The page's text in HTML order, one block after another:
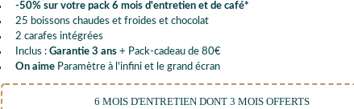
-50% sur votre pack 6 mois d'entretien et de café*
25 boissons chaudes et froides et chocolat
2 carafes intégrées
Inclus : Garantie 3 ans+ Pack-cadeau de 80€
On aimeParamètre à l'infini et le grand écran
6 MOIS D'ENTRETIEN DONT 3 MOIS OFFERTS